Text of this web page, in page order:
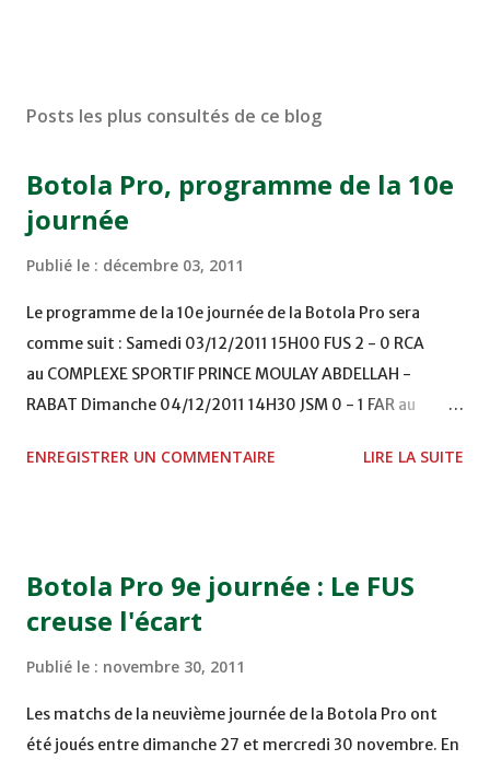
Posts les plus consultés de ce blog
Botola Pro, programme de la 10e
journée
Publié le : décembre 03, 2011
Le programme de la 10e journée de la Botola Pro sera
comme suit : Samedi 03/12/2011 15H00 FUS 2 - 0 RCA
au COMPLEXE SPORTIF PRINCE MOULAY ABDELLAH -
RABAT Dimanche 04/12/2011 14H30 JSM 0 - 1 FAR au
TERRAIN EL ABDI - EL JADIDA 16h30 OCK 0 - 1 HUSA
Mardi 06/12/2011 15H00 WAF - OCS au COMPLEXE SPORTIF
DE FES - FES WAC - MAS Reporté pour cause de finale de la
ENREGISTRER UN COMMENTAIRE LIRE LA SUITE
Botola Pro 9e journée : Le FUS
creuse l'écart
Publié le : novembre 30, 2011
Les matchs de la neuvième journée de la Botola Pro ont
été joués entre dimanche 27 et mercredi 30 novembre. En